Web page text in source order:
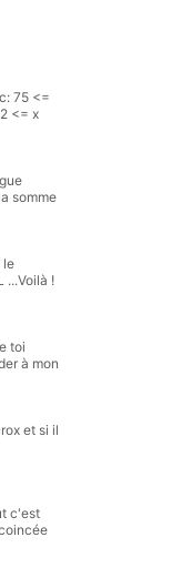
75 <=
<= x
somme
du
un
le
...Voilà !
ça ?
j'ai le
bonne,
donc
toi
à mon
moi
et si il
c'est